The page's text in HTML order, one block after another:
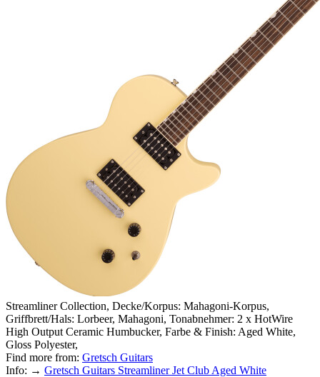
Streamliner Collection, Decke/Korpus: Mahagoni-Korpus,
Griffbrett/Hals: Lorbeer, Mahagoni, Tonabnehmer: 2 x HotWire
High Output Ceramic Humbucker, Farbe & Finish: Aged White,
Gloss Polyester,
Find more from: Gretsch Guitars
Info: → Gretsch Guitars Streamliner Jet Club Aged White